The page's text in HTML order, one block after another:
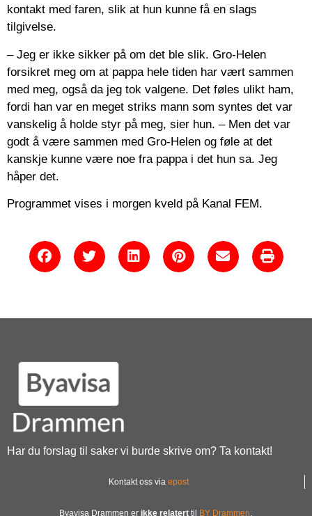
kontakt med faren, slik at hun kunne få en slags
tilgivelse.
– Jeg er ikke sikker på om det ble slik. Gro-Helen
forsikret meg om at pappa hele tiden har vært sammen
med meg, også da jeg tok valgene. Det føles ulikt ham,
fordi han var en meget striks mann som syntes det var
vanskelig å holde styr på meg, sier hun. – Men det var
godt å være sammen med Gro-Helen og føle at det
kanskje kunne være noe fra pappa i det hun sa. Jeg
håper det.
Programmet vises i morgen kveld på Kanal FEM.
Har du forslag til saker vi burde skrive om? Ta kontakt!
Kontakt oss via epost
Byavisa Drammen er ikke relatert til BY Drammen